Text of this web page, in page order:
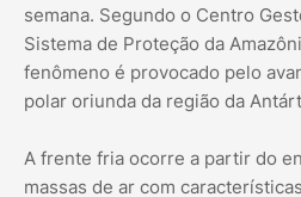
semana. Segundo o Centro
Sistema de Proteção da
fenômeno é provocado pelo
polar oriunda da região da
A frente fria ocorre a partir do
massas de ar com